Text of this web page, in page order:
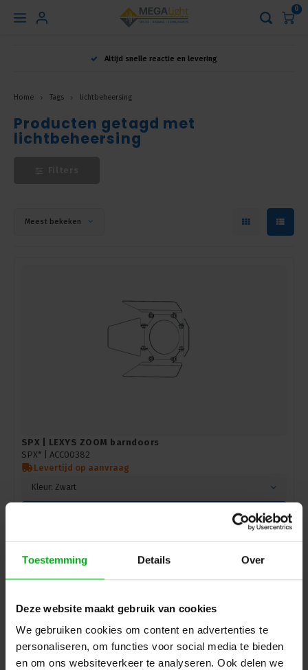
Toestemming Details Over
Deze website maakt gebruik van cookies
We gebruiken cookies om content en advertenties te
personaliseren, om functies voor social media te bieden
en om ons websiteverkeer te analyseren. Ook delen we
Hoofdmenu
Nederlands
0
Altijd snelle reactie en levering
Home Tags lichtbeheersing
Producten getagd met
lichtbeheersing
Meest bekeken
SPX | LEXYS ZOOM barndoors
SPX* | ACC00382
Levertijd op aanvraag
Kleur: Zwart